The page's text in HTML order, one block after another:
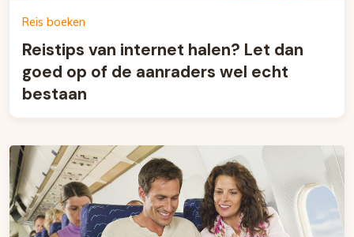
Reis boeken
Reistips van internet halen? Let dan
goed op of de aanraders wel echt
bestaan